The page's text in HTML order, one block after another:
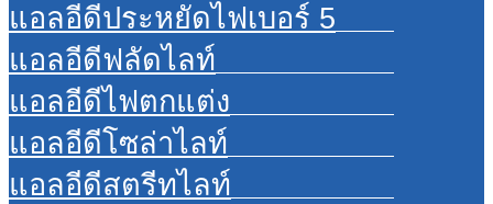
แอลอีดีประหยัดไฟเบอร์ 5
แอลอีดีฟลัดไลท์
แอลอีดีไฟตกแต่ง
แอลอีดีโซล่าไลท์
แอลอีดีสตรีทไลท์